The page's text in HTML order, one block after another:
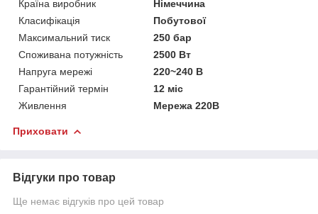
Країна виробник
Німеччина
Класифікація
Побутової
Максимальний тиск
250 бар
Споживана потужність
2500 Вт
Напруга мережі
220~240 В
Гарантійний термін
12 міс
Живлення
Мережа 220В
Приховати
Відгуки про товар
Ще немає відгуків про цей товар